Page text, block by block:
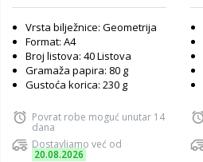
Vrsta bilježnice: Geometrija
Format: A4
Broj listova: 40 Listova
Gramaža papira: 80 g
Gustoća korica: 230 g
Povrat robe moguć unutar 14
dana
Dostavljamo već od
20.08.2026